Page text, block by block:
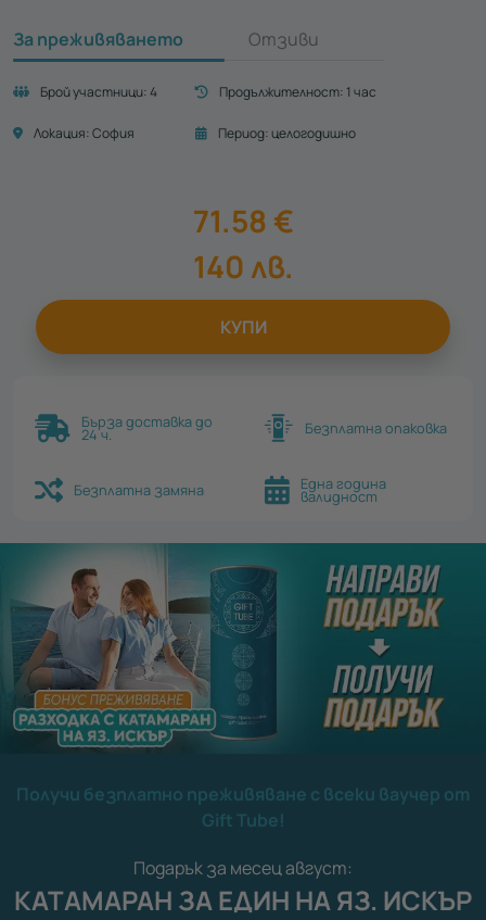
За преживяването Отзиви
Брой участници:4 Продължителност: 1 час
Локация:София Период:целогодишно
71.58 €
140лв.
КУПИ
Бърза доставка до
24 ч. Безплатна опаковка
Безплатна замяна Една година
валидност
Получи безплатно преживяване с всеки ваучер от
Gift Tube!
Подарък за месец август:
КАТАМАРАН ЗА ЕДИН НА ЯЗ. ИСКЪР